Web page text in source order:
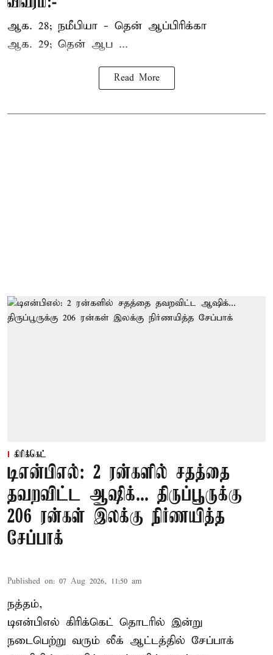
ஆக. 28; நமீபியா - தென் ஆப்பிரிக்கா
ஆக. 29; தென் ஆப ...
Read More
கிரிக்கெட்
டிஎன்பிஎல்: 2 ரன்களில் சதத்தை
தவறவிட்ட ஆஷிக்... திருப்பூருக்கு
206 ரன்கள் இலக்கு நிர்ணயித்த
சேப்பாக்
Published on: 07 Aug 2026, 11:50 am
நத்தம்,
டிஎன்பிஎல் கிரிக்கெட் தொடரில் இன்று
நடைபெற்று வரும் லீக் ஆட்டத்தில் சேப்பாக்